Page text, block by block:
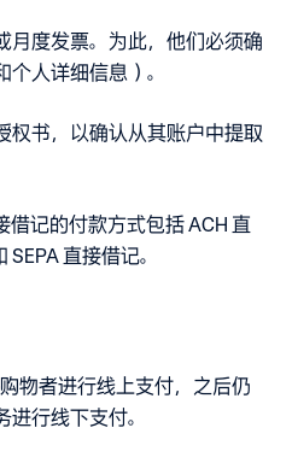
月度发票。为此，他们必须确
人详细信息）。
权书，以确认从其账户中提取
借记的付款方式包括 ACH 直
直接借记。
物者进行线上支付，之后仍
行线下支付。